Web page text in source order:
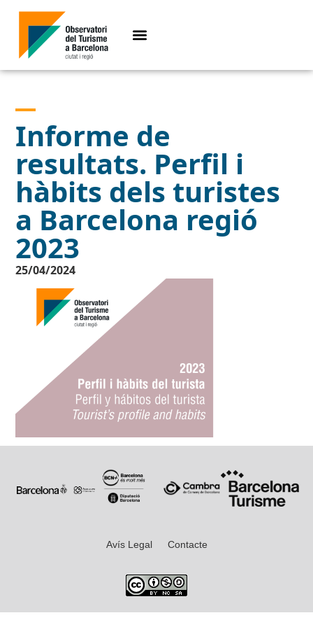
Informe de
resultats. Perfil i
hàbits dels turistes
a Barcelona regió
2023
25/04/2024
Avís Legal Contacte